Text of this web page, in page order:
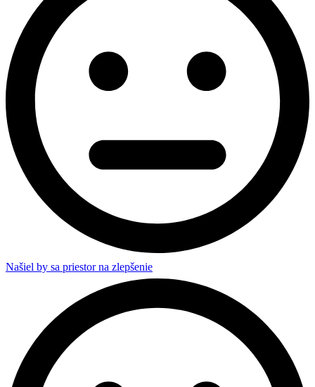
Našiel by sa priestor na zlepšenie